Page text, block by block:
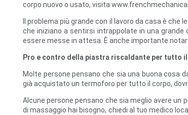
corpo nuovo o usato, visita
Il problema più grande con il lavoro da casa è
che iniziano a sentirsi intrappolate in una
essere messe in attesa. È anche importante
Pro e contro della piastra riscaldante per tutto
Molte persone pensano che sia una buona cosa
già acquistato un termoforo per tutto il corpo,
Alcune persone pensano che sia meglio avere
di massaggio hai bisogno, chiedi al tuo medico